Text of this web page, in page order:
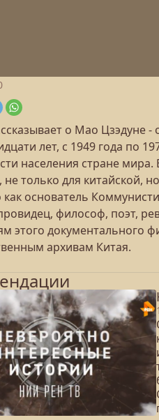
о Мао Цзэдуне
лет, с 1949 года по
населения стране
не только для китайской,
как основатель
философ, поэт,
этого документального
архивам Китая.